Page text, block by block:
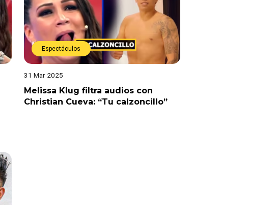
Espectáculos
31 Mar 2025
Melissa Klug filtra audios con
Christian Cueva: “Tu calzoncillo”